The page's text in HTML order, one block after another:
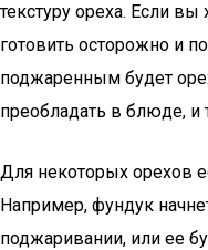
текстуру ореха. Если
готовить осторожно и
поджаренным будет
преобладать в блюде, и
Для некоторых орехов
Например, фундук
поджаривании, или ее